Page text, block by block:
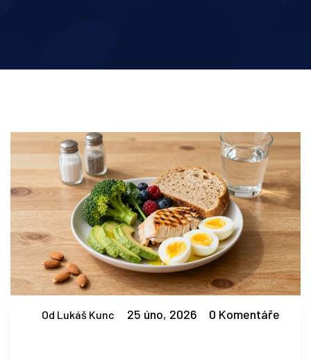
Od Lukáš Kunc 25 úno, 2026 0 Komentáře